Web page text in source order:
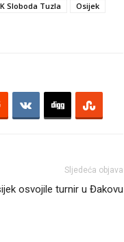
Sloboda Tuzla
Osijek
Sljedeća objava
osvojile turnir u Đakovu